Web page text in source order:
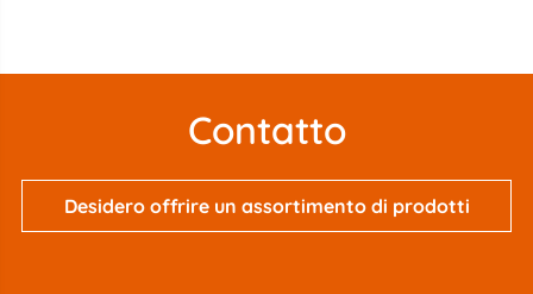
Contatto
Desidero offrire un assortimento di prodotti